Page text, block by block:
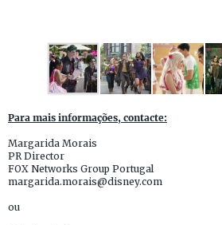
Para mais informações, contacte:
Margarida Morais
PR Director
FOX Networks Group Portugal
margarida.morais@disney.com
ou